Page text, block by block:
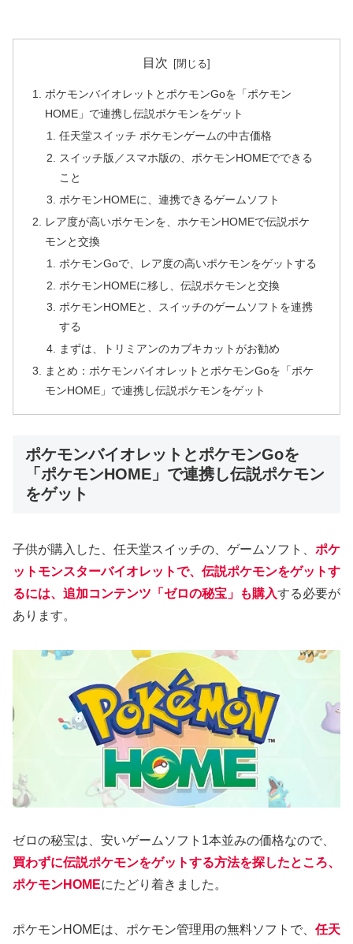
目次
ポケモンバイオレットとポケモンGoを「ポケモン
HOME」で連携し伝説ポケモンをゲット
任天堂スイッチ ポケモンゲームの中古価格
スイッチ版／スマホ版の、ポケモンHOMEでできる
こと
ポケモンHOMEに、連携できるゲームソフト
レア度が高いポケモンを、ホケモンHOMEで伝説ポケ
モンと交換
ポケモンGoで、レア度の高いポケモンをゲットする
ポケモンHOMEに移し、伝説ポケモンと交換
ポケモンHOMEと、スイッチのゲームソフトを連携
する
まずは、トリミアンのカブキカットがお勧め
まとめ：ポケモンバイオレットとポケモンGoを「ポケ
モンHOME」で連携し伝説ポケモンをゲット
ポケモンバイオレットとポケモンGoを
「ポケモンHOME」で連携し伝説ポケモン
をゲット
子供が購入した、任天堂スイッチの、ゲームソフト、 ポケ
ットモンスターバイオレットで、伝説ポケモンをゲットす
るには、追加コンテンツ「ゼロの秘宝」も購入する必要が
あります。
ゼロの秘宝は、安いゲームソフト1本並みの価格なので、
買わずに伝説ポケモンをゲットする方法を探したところ、
ポケモンHOMEにたどり着きました。
ポケモンHOMEは、ポケモン管理用の無料ソフトで、 任天